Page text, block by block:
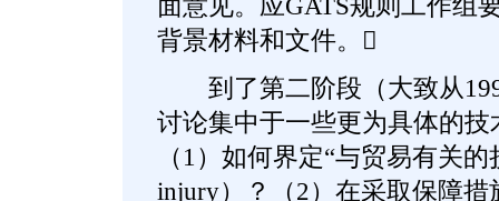
面意见。应GATS规则工作组
背景材料和文件。
到了第二阶段（大致从
讨论集中于一些更为具体的
（1）如何界定“与贸易有关的
injury）？（2）在采取保障